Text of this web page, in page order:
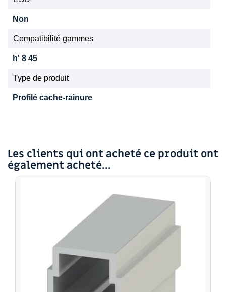
Non
Compatibilité gammes
h' 8 45
Type de produit
Profilé cache-rainure
Les clients qui ont acheté ce produit ont
également acheté...